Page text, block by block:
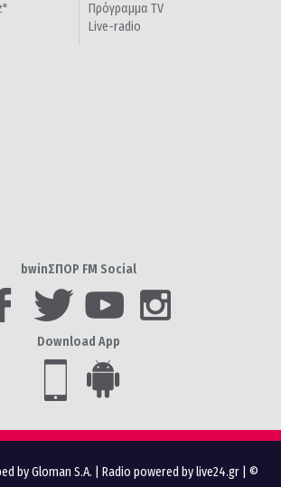
Πρόγραμμα TV
Live-radio
bwinΣΠΟΡ FM Social
Download App
by Gloman S.A. Radio powered by live24.gr | ©